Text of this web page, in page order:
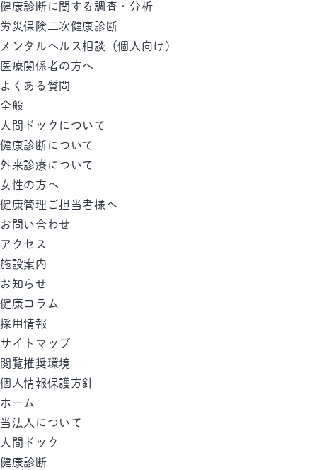
健康診断に関する調査・分析
労災保険二次健康診断
メンタルヘルス相談（個人向け）
医療関係者の方へ
よくある質問
全般
人間ドックについて
健康診断について
外来診療について
女性の方へ
健康管理ご担当者様へ
お問い合わせ
アクセス
施設案内
お知らせ
健康コラム
採用情報
サイトマップ
閲覧推奨環境
個人情報保護方針
ホーム
当法人について
人間ドック
健康診断